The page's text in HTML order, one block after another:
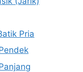
Pria